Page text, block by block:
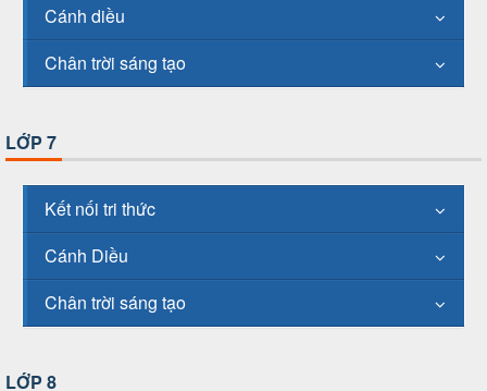
Cánh diều
Chân trời sáng tạo
LỚP 7
Kết nối tri thức
Cánh Diều
Chân trời sáng tạo
LỚP 8